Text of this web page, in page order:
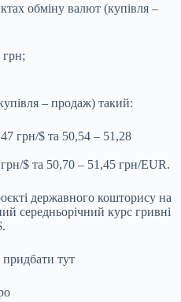
обміну валют (купівля –
– продаж) такий:
грн/$ та 50,54 – 51,28
$ та 50,70 – 51,45 грн/EUR.
державного кошторису на
середньорічний курс гривні
тут